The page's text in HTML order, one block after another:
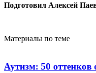
Подготовил Алексей
Материалы по теме
Аутизм: 50 оттенков